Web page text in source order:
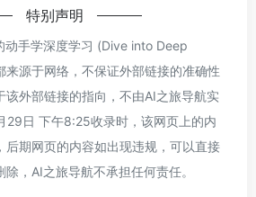
特别声明
动手学深度学习 (Dive into Deep
源于网络，不保证外部链接的准确性
该外部链接的指向，不由AI之旅导航实
29日 下午8:25收录时，该网页上的内
后期网页的内容如出现违规，可以直接
，AI之旅导航不承担任何责任。